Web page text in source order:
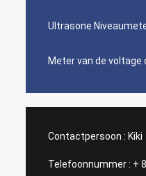
Ultrasone
Meter van de voltage
Contactpersoon : Kiki
Telefoonnummer : +